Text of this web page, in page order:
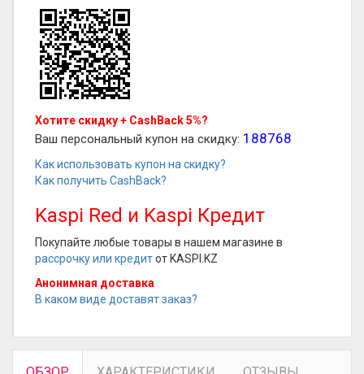
Хотите скидку + CashBack 5%?
Ваш персональный купон на скидку: 188768
Как использовать купон на скидку?
Как получить CashBack?
Kaspi Red и Kaspi Кредит
Покупайте любые товары в нашем магазине в
рассрочку или кредитот KASPI.KZ
Анонимная доставка
В каком виде доставят заказ?